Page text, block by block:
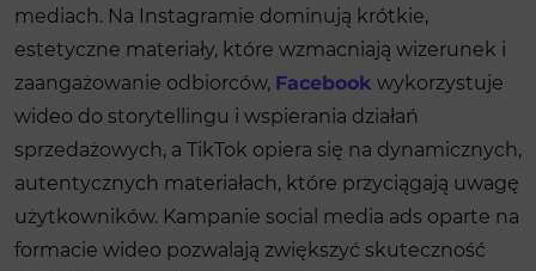
mediach. Na Instagramie dominują krótkie,
estetyczne materiały, które wzmacniają wizerunek i
zaangażowanie odbiorców, Facebook wykorzystuje
wideo do storytellingu i wspierania działań
sprzedażowych, a TikTok opiera się na dynamicznych,
autentycznych materiałach, które przyciągają uwagę
użytkowników. Kampanie social media ads oparte na
formacie wideo pozwalają zwiększyć skuteczność